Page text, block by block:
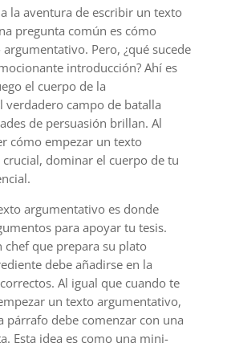
la aventura de escribir un texto
pregunta común es cómo
Pero, ¿qué sucede
introducción? Ahí es
el cuerpo de la
verdadero campo de batalla
de persuasión brillan. Al
cómo empezar un texto
dominar el cuerpo de tu
argumentativo es donde
para apoyar tu tesis.
chef que prepara su plato
debe añadirse en la
Al igual que cuando te
un texto argumentativo,
párrafo debe comenzar con una
Esta idea es como una mini-